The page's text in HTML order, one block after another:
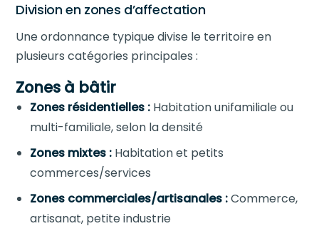
Division en zones d’affectation
Une ordonnance typique divise le territoire en
plusieurs catégories principales :
Zones à bâtir
Zones résidentielles : Habitation unifamiliale ou
multi-familiale, selon la densité
Zones mixtes : Habitation et petits
commerces/services
Zones commerciales/artisanales :Commerce,
artisanat, petite industrie